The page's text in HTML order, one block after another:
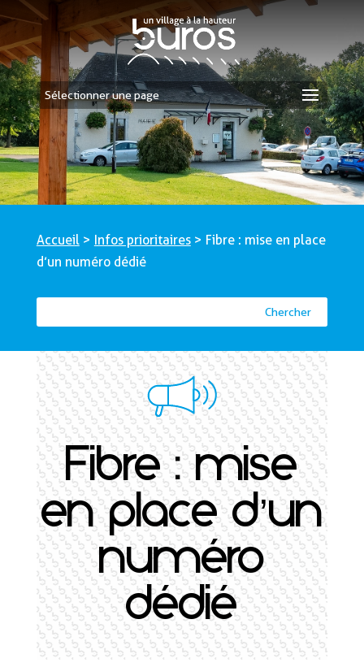
Sélectionner une page
Accueil> Infos prioritaires> Fibre : mise en place
d’un numéro dédié
Fibre : mise
en place d’un
numéro
dédié